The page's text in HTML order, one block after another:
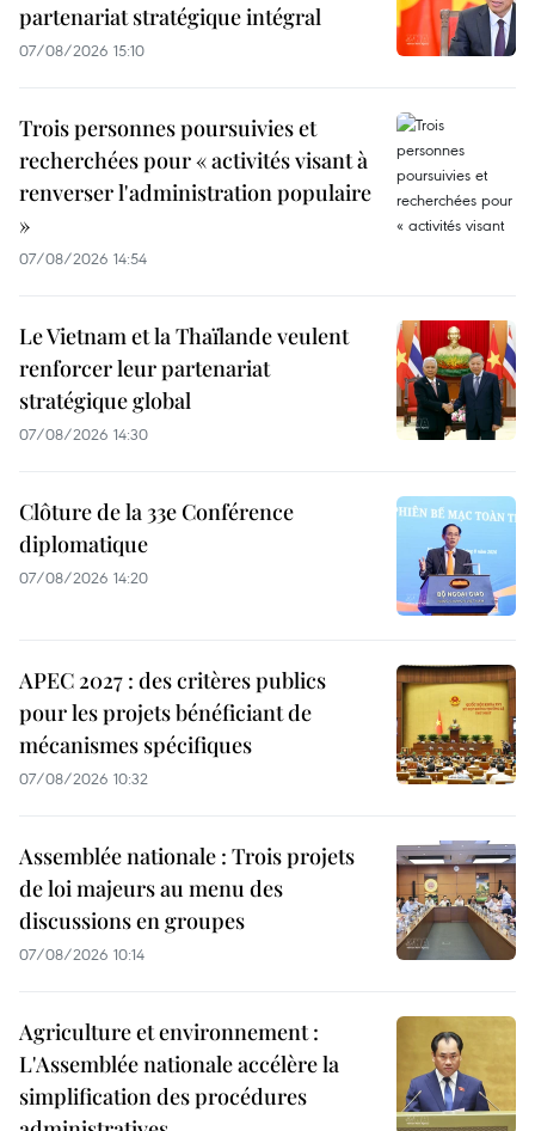
partenariat stratégique intégral
07/08/2026 15:10
Trois personnes poursuivies et
recherchées pour « activités visant à
renverser l'administration populaire
»
07/08/2026 14:54
Le Vietnam et la Thaïlande veulent
renforcer leur partenariat
stratégique global
07/08/2026 14:30
Clôture de la 33e Conférence
diplomatique
07/08/2026 14:20
APEC 2027 : des critères publics
pour les projets bénéficiant de
mécanismes spécifiques
07/08/2026 10:32
Assemblée nationale : Trois projets
de loi majeurs au menu des
discussions en groupes
07/08/2026 10:14
Agriculture et environnement :
L'Assemblée nationale accélère la
simplification des procédures